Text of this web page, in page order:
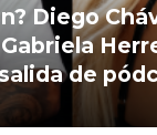
Diego
de